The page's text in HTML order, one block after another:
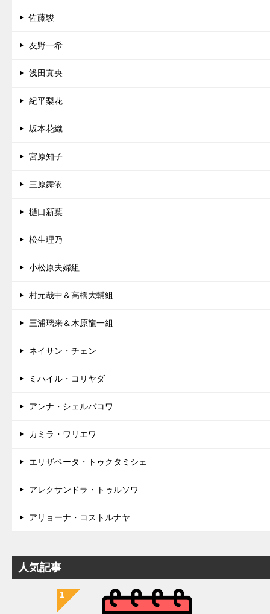
佐藤駿
友野一希
浅田真央
紀平梨花
坂本花織
宮原知子
三原舞依
樋口新葉
松生理乃
小松原夫婦組
村元哉中＆高橋大輔組
三浦璃来＆木原龍一組
ネイサン・チェン
ミハイル・コリヤダ
アンナ・シェルバコワ
カミラ・ワリエワ
エリザベータ・トゥクタミシェ
アレクサンドラ・トゥルソワ
アリョーナ・コストルナヤ
人気記事